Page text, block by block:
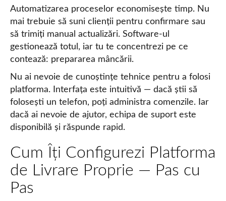
Automatizarea proceselor economisește timp. Nu
mai trebuie să suni clienții pentru confirmare sau
să trimiți manual actualizări. Software-ul
gestionează totul, iar tu te concentrezi pe ce
contează: prepararea mâncării.
Nu ai nevoie de cunoștințe tehnice pentru a folosi
platforma. Interfața este intuitivă — dacă știi să
folosești un telefon, poți administra comenzile. Iar
dacă ai nevoie de ajutor, echipa de suport este
disponibilă și răspunde rapid.
Cum Îți Configurezi Platforma
de Livrare Proprie — Pas cu
Pas